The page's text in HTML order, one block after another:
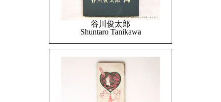
谷川俊太郎
Shuntaro Tanikawa